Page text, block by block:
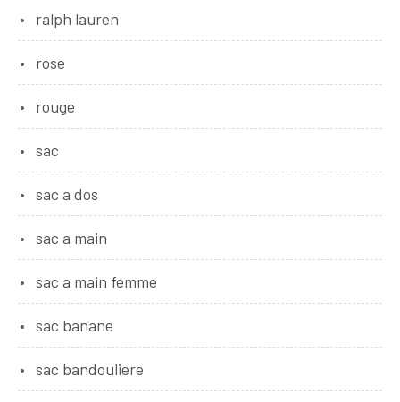
ralph lauren
rose
rouge
sac
sac a dos
sac a main
sac a main femme
sac banane
sac bandouliere